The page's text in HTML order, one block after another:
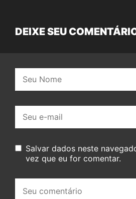
DEIXE SEU
mail:
Salvar dados neste
vez que eu for comentar.
comentário: